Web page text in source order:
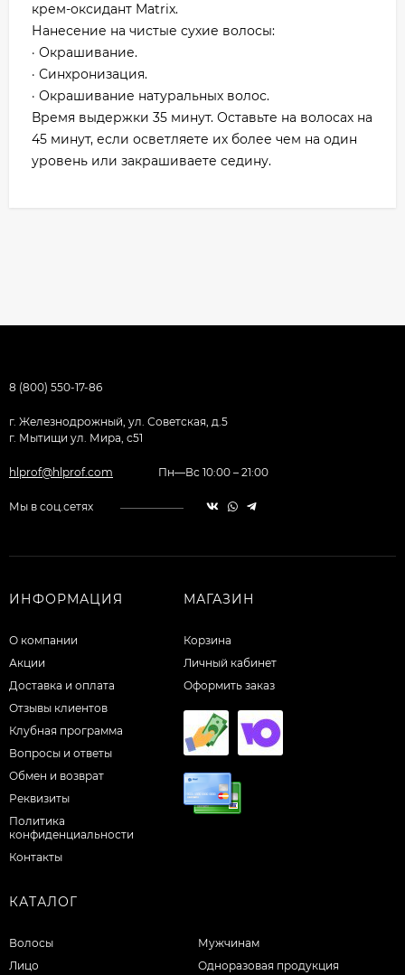
крем-оксидант Matrix.
Нанесение на чистые сухие волосы:
· Окрашивание.
· Синхронизация.
· Окрашивание натуральных волос.
Время выдержки 35 минут. Оставьте на волосах на
45 минут, если осветляете их более чем на один
уровень или закрашиваете седину.
8 (800) 550-17-86
г. Железнодрожный, ул. Советская, д.5
г. Мытищи ул. Мира, с51
hlprof@hlprof.com Пн—Вс 10:00 – 21:00
Мы в соц.сетях
ИНФОРМАЦИЯ
О компании
Акции
Доставка и оплата
Отзывы клиентов
Клубная программа
Вопросы и ответы
Обмен и возврат
Реквизиты
Политика
конфиденциальности
Контакты
МАГАЗИН
Корзина
Личный кабинет
Оформить заказ
КАТАЛОГ
Волосы
Лицо
Мужчинам
Одноразовая продукция